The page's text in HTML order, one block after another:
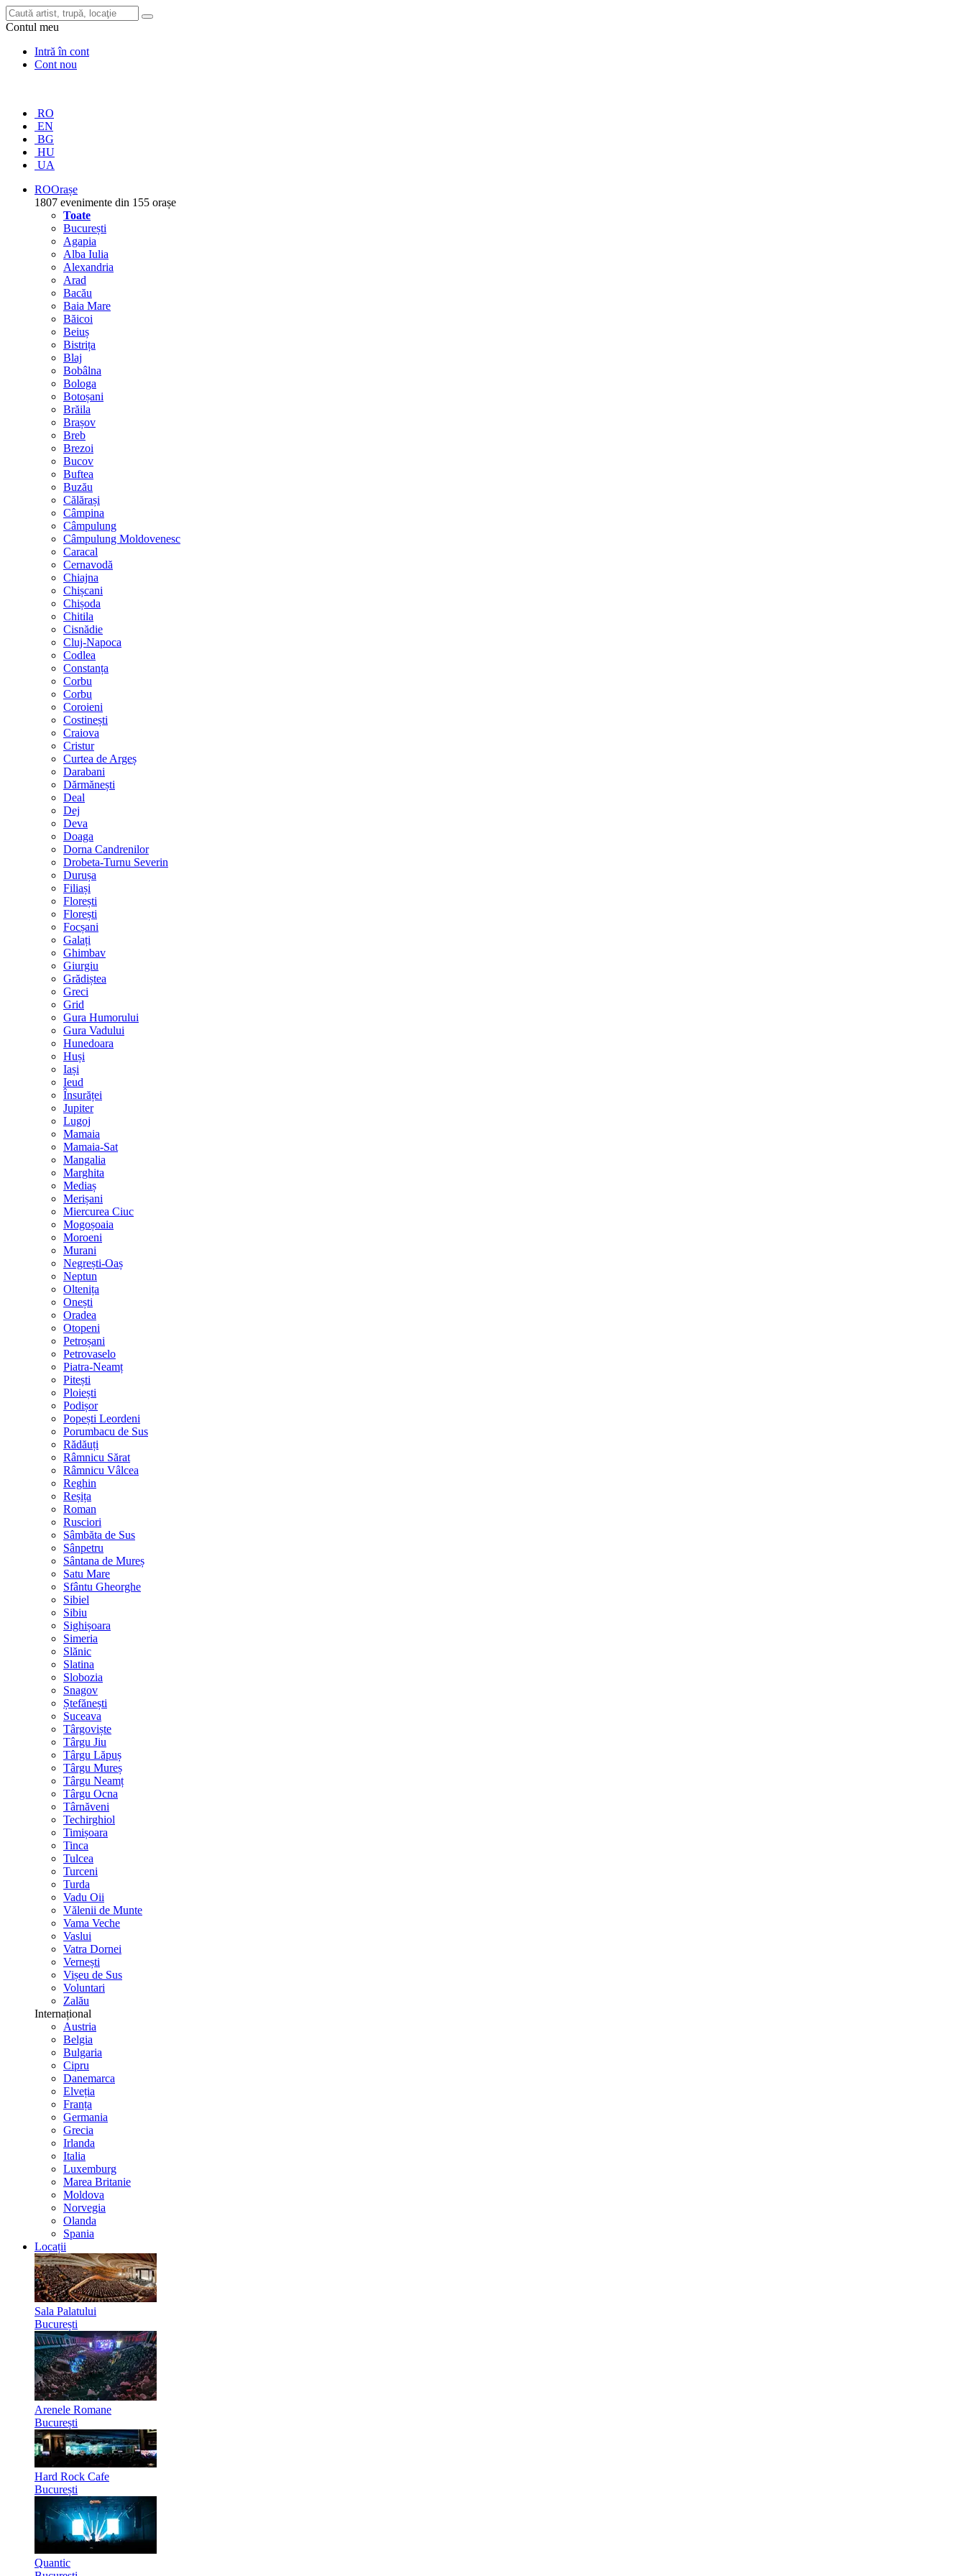
Contul meu
Intră în cont
Cont nou
RO
EN
BG
HU
UA
ROOrașe
1807 evenimente din 155 orașe
Toate
București
Agapia
Alba Iulia
Alexandria
Arad
Bacău
Baia Mare
Băicoi
Beiuș
Bistrița
Blaj
Bobâlna
Bologa
Botoșani
Brăila
Brașov
Breb
Brezoi
Bucov
Buftea
Buzău
Călărași
Câmpina
Câmpulung
Câmpulung Moldovenesc
Caracal
Cernavodă
Chiajna
Chișcani
Chișoda
Chitila
Cisnădie
Cluj-Napoca
Codlea
Constanța
Corbu
Corbu
Coroieni
Costinești
Craiova
Cristur
Curtea de Argeș
Darabani
Dărmănești
Deal
Dej
Deva
Doaga
Dorna Candrenilor
Drobeta-Turnu Severin
Durușa
Filiași
Florești
Florești
Focșani
Galați
Ghimbav
Giurgiu
Grădiștea
Greci
Grid
Gura Humorului
Gura Vadului
Hunedoara
Huși
Iași
Ieud
Însurăței
Jupiter
Lugoj
Mamaia
Mamaia-Sat
Mangalia
Marghita
Mediaș
Merișani
Miercurea Ciuc
Mogoșoaia
Moroeni
Murani
Negrești-Oaș
Neptun
Oltenița
Onești
Oradea
Otopeni
Petroșani
Petrovaselo
Piatra-Neamț
Pitești
Ploiești
Podișor
Popești Leordeni
Porumbacu de Sus
Rădăuți
Râmnicu Sărat
Râmnicu Vâlcea
Reghin
Reșița
Roman
Rusciori
Sâmbăta de Sus
Sânpetru
Sântana de Mureș
Satu Mare
Sfântu Gheorghe
Sibiel
Sibiu
Sighișoara
Simeria
Slănic
Slatina
Slobozia
Snagov
Ștefănești
Suceava
Târgoviște
Târgu Jiu
Târgu Lăpuș
Târgu Mureș
Târgu Neamț
Târgu Ocna
Târnăveni
Techirghiol
Timișoara
Tinca
Tulcea
Turceni
Turda
Vadu Oii
Vălenii de Munte
Vama Veche
Vaslui
Vatra Dornei
Vernești
Vișeu de Sus
Voluntari
Zalău
Internațional
Austria
Belgia
Bulgaria
Cipru
Danemarca
Elveția
Franța
Germania
Grecia
Irlanda
Italia
Luxemburg
Marea Britanie
Moldova
Norvegia
Olanda
Spania
Locații
Sala Palatului
București
Arenele Romane
București
Hard Rock Cafe
București
Quantic